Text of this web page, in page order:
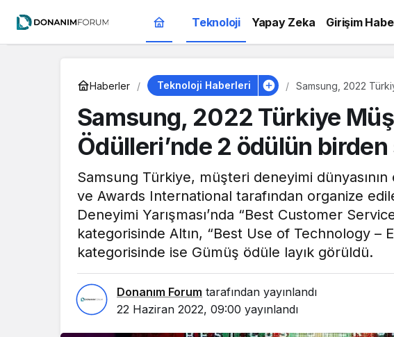
Teknoloji Yapay Zeka Girişim
Haberler Teknoloji Haberleri
Samsung, 2022
Samsung, 2022 Türkiye
Ödülleri’nde 2 ödülün
Samsung Türkiye, müşteri deneyimi
ve Awards International tarafından organize
Deneyimi Yarışması’nda “Best Customer
kategorisinde Altın, “Best Use of Technology –
kategorisinde ise Gümüş ödüle layık görüldü.
Donanım Forum tarafından yayınlandı
22 Haziran 2022, 09:00 yayınlandı